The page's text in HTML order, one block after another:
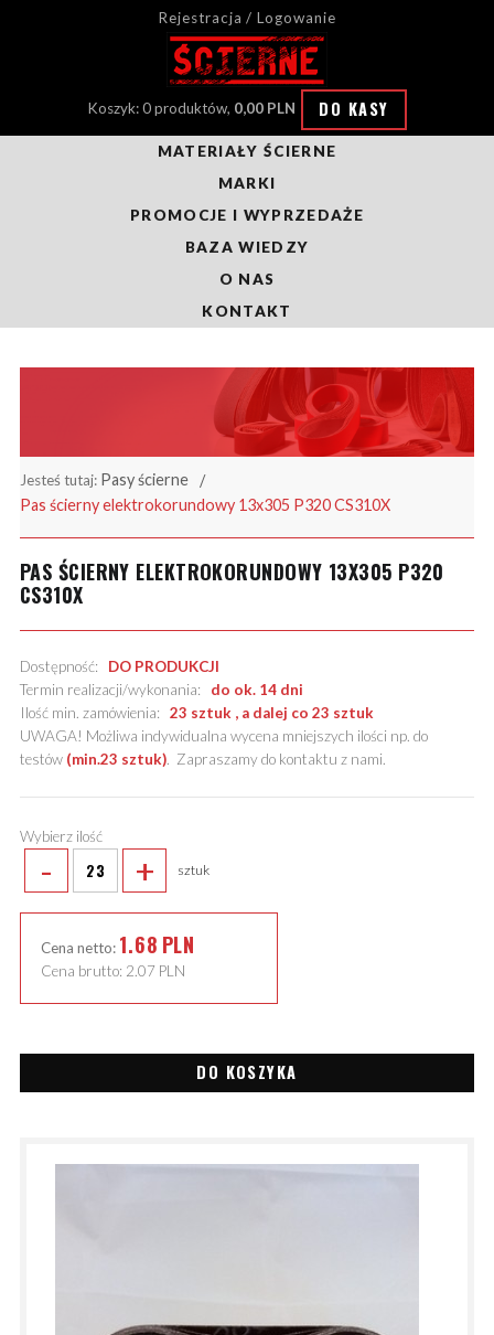
Rejestracja / Logowanie
Koszyk: 0 produktów, 0,00 PLN DO KASY
MATERIAŁY ŚCIERNE
MARKI
PROMOCJE I WYPRZEDAŻE
BAZA WIEDZY
O NAS
KONTAKT
Jesteś tutaj: Pasy ścierne
Pas ścierny elektrokorundowy 13x305 P320 CS310X
PAS ŚCIERNY ELEKTROKORUNDOWY 13X305 P320
CS310X
Dostępność: DO PRODUKCJI
Termin realizacji/wykonania: do ok. 14 dni
Ilość min. zamówienia: 23 sztuk , a dalej co 23 sztuk
UWAGA! Możliwa indywidualna wycena mniejszych ilości np. do
testów (min.23 sztuk). Zapraszamy do kontaktu z nami.
Wybierz ilość
- + sztuk
Cena netto: 1.68 PLN
Cena brutto: 2.07 PLN
DO KOSZYKA